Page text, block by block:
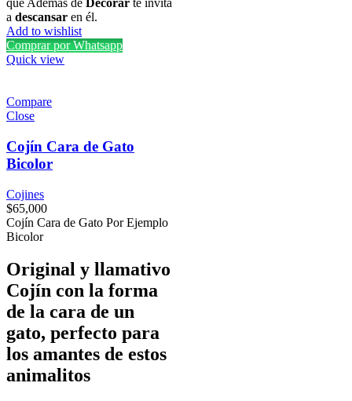
que Además de Decorar te invita
a descansar en él.
Add to wishlist
Comprar por Whatsapp
Quick view
Compare
Close
Cojín Cara de Gato
Bicolor
Cojines
$65,000
Cojín Cara de Gato Por Ejemplo
Bicolor
Original y llamativo
Cojín con la forma
de la cara de un
gato, perfecto para
los amantes de estos
animalitos